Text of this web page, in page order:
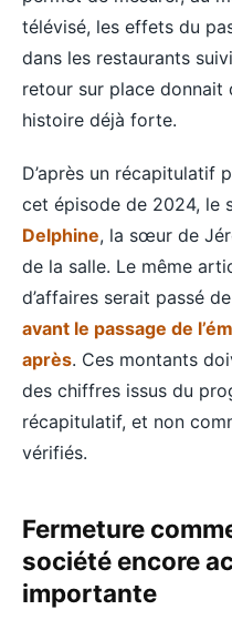
télévisé, les effets du
dans les restaurants
retour sur place donnait
histoire déjà forte.
D’après un récapitulatif
cet épisode de 2024, le
Delphine, la sœur de
de la salle. Le même
d’affaires serait passé de
avant le passage de
après. Ces montants
des chiffres issus du
récapitulatif, et non
vérifiés.
Fermeture
société encore
importante